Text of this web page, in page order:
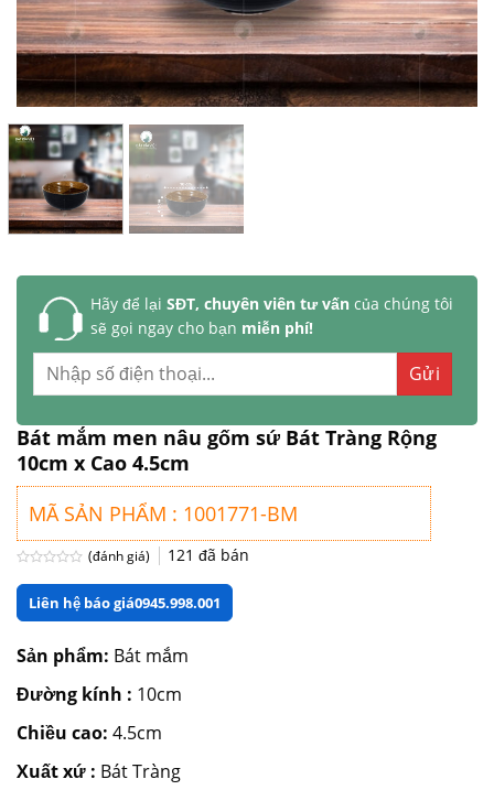
Hãy để lại SĐT, chuyên viên tư vấncủa chúng tôi
sẽ gọi ngay cho bạn miễn phí!
Bát mắm men nâu gốm sứ Bát Tràng Rộng
10cm x Cao 4.5cm
MÃ SẢN PHẨM : 1001771-BM
xếp
hạng
0
(đánh giá) 121 đã bán
Liên hệ báo giá0945.998.001
Sản phẩm: Bát mắm
Đường kính : 10cm
Chiều cao: 4.5cm
Xuất xứ : Bát Tràng